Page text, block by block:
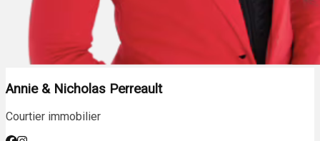
Annie & Nicholas Perreault
Courtier immobilier